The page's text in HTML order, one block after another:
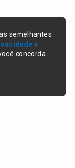
semelhantes
e
concorda